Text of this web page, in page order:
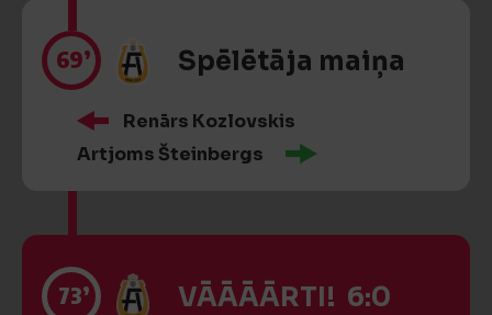
69’ Spēlētāja maiņa
Renārs Kozlovskis
Artjoms Šteinbergs
73’ VĀĀĀĀRTI! 6:0